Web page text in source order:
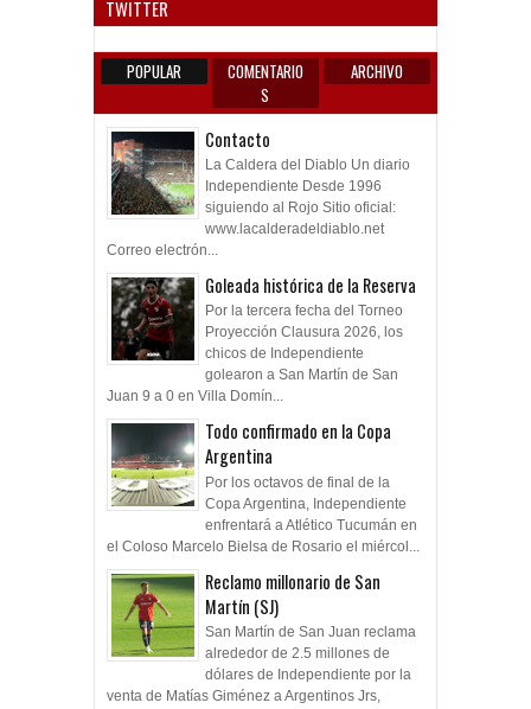
TWITTER
COMENTARIO
S
Contacto
La Caldera del Diablo Un diario
Independiente Desde 1996
siguiendo al Rojo Sitio oficial:
www.lacalderadeldiablo.net
Correo electrón...
Goleada histórica de la Reserva
Por la tercera fecha del Torneo
Proyección Clausura 2026, los
chicos de Independiente
golearon a San Martín de San
Juan 9 a 0 en Villa Domín...
Todo confirmado en la Copa
Argentina
Por los octavos de final de la
Copa Argentina, Independiente
enfrentará a Atlético Tucumán en
el Coloso Marcelo Bielsa de Rosario el miércol...
Reclamo millonario de San
Martín (SJ)
San Martín de San Juan reclama
alrededor de 2.5 millones de
dólares de Independiente por la